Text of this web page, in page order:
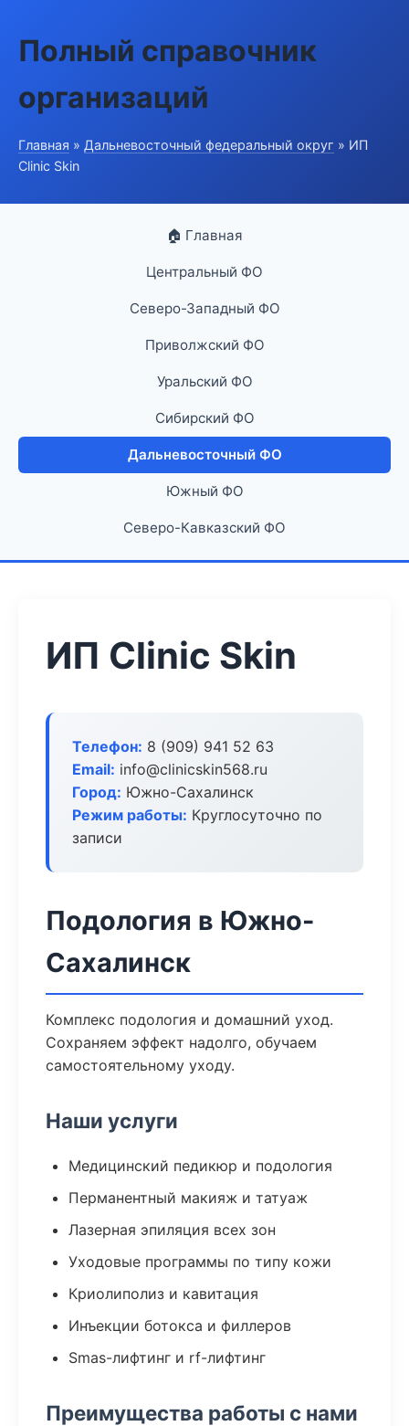
Полный справочник
организаций
Главная » Дальневосточный федеральный округ » ИП
Clinic Skin
🏠 Главная
Центральный ФО
Северо-Западный ФО
Приволжский ФО
Уральский ФО
Сибирский ФО
Дальневосточный ФО
Южный ФО
Северо-Кавказский ФО
ИП Clinic Skin
Телефон: 8 (909) 941 52 63
Email: info@clinicskin568.ru
Город: Южно-Сахалинск
Режим работы: Круглосуточно по
записи
Подология в Южно-
Сахалинск
Комплекс подология и домашний уход.
Сохраняем эффект надолго, обучаем
самостоятельному уходу.
Наши услуги
Медицинский педикюр и подология
Перманентный макияж и татуаж
Лазерная эпиляция всех зон
Уходовые программы по типу кожи
Криолиполиз и кавитация
Инъекции ботокса и филлеров
Smas-лифтинг и rf-лифтинг
Преимущества работы с нами